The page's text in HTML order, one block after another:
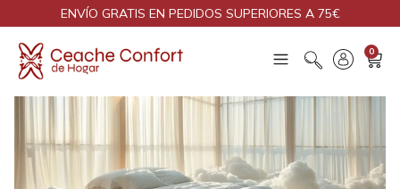
ENVÍO GRATIS EN PEDIDOS SUPERIORES A 75€
0